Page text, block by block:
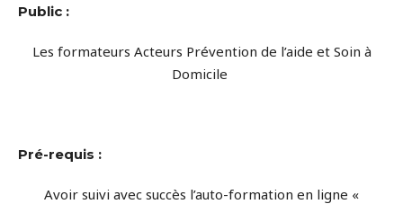
Public :
Les formateurs Acteurs Prévention de l’aide et Soin à
Domicile
Pré-requis :
Avoir suivi avec succès l’auto-formation en ligne «